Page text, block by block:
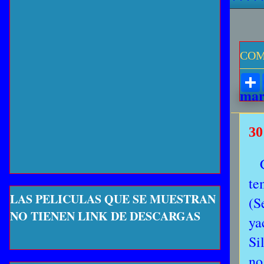
r
LAS PELICULAS QUE SE MUESTRAN
NO TIENEN LINK DE DESCARGAS